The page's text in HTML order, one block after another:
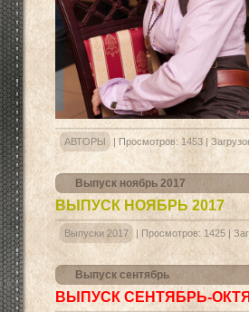
АВТОРЫ | Просмотров: 1453 |
Выпуск ноябрь 2017
ВЫПУСК НОЯБРЬ 2017
Выпуски 2017 | Просмотров: 1425 |
Выпуск сентябрь
ВЫПУСК СЕНТЯБРЬ-